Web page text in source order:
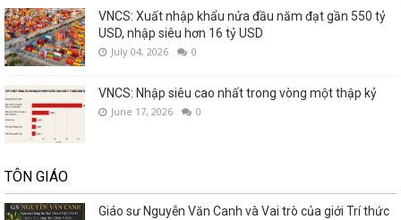
VNCS: Xuất nhập khẩu nửa đầu năm đạt gần 550 tỷ
USD, nhập siêu hơn 16 tỷ USD
July 04, 2026 0
VNCS: Nhập siêu cao nhất trong vòng một thập kỷ
June 17, 2026 0
TÔN GIÁO
Giáo sư Nguyễn Văn Canh và Vai trò của giới Trí thức